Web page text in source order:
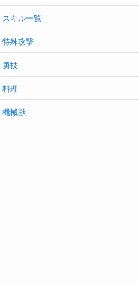
スキル一覧
特殊攻撃
勇技
料理
機械獣